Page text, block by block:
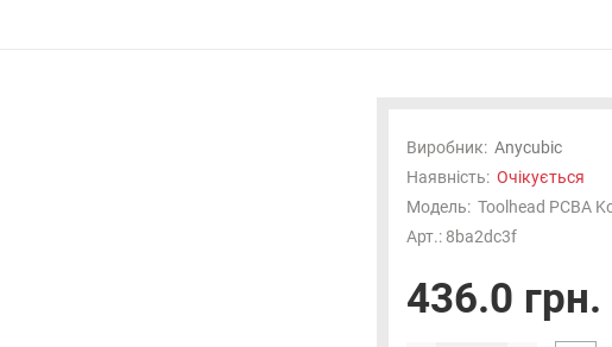
Виробник: Anycubic
Наявність: Очікується
Модель: Toolhead PCBA
Арт.: 8ba2dc3f
436.0 грн.